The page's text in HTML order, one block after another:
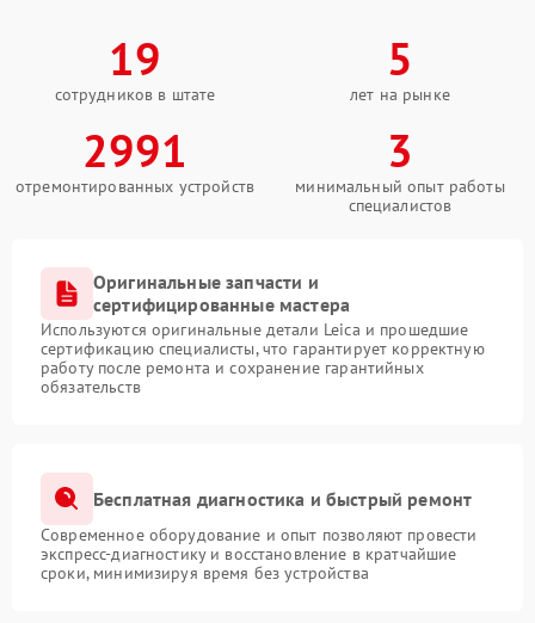
19
сотрудников в штате
5
лет на рынке
2991
отремонтированных устройств
3
минимальный опыт работы
специалистов
Оригинальные запчасти и
сертифицированные мастера
Используются оригинальные детали Leica и прошедшие
сертификацию специалисты, что гарантирует корректную
работу после ремонта и сохранение гарантийных
обязательств
Бесплатная диагностика и быстрый ремонт
Современное оборудование и опыт позволяют провести
экспресс-диагностику и восстановление в кратчайшие
сроки, минимизируя время без устройства